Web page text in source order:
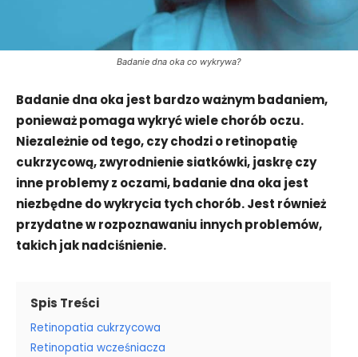
Badanie dna oka co wykrywa?
Badanie dna oka jest bardzo ważnym badaniem,
ponieważ pomaga wykryć wiele chorób oczu.
Niezależnie od tego, czy chodzi o retinopatię
cukrzycową, zwyrodnienie siatkówki, jaskrę czy
inne problemy z oczami, badanie dna oka jest
niezbędne do wykrycia tych chorób. Jest również
przydatne w rozpoznawaniu innych problemów,
takich jak nadciśnienie.
Spis Treści
Retinopatia cukrzycowa
Retinopatia wcześniacza